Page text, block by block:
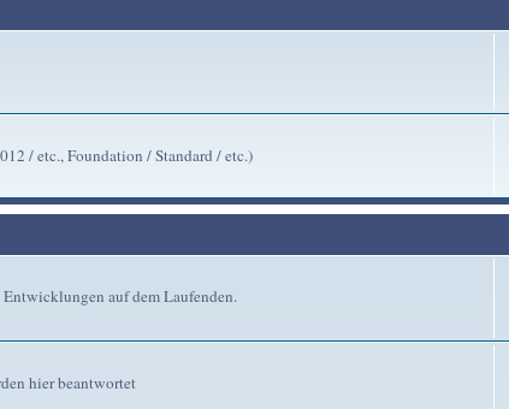
/ etc., Foundation / Standard / etc.)
auf dem Laufenden.
hier beantwortet